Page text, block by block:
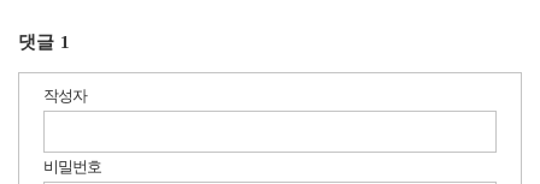
댓글 1
작성자
비밀번호